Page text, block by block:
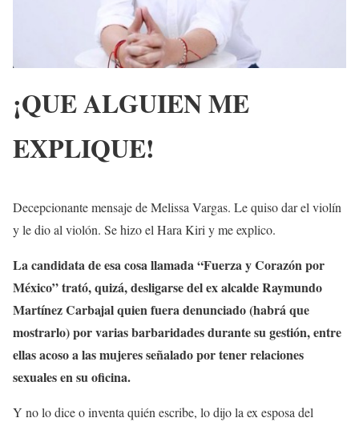
¡QUE ALGUIEN ME
EXPLIQUE!
Decepcionante mensaje de Melissa Vargas. Le quiso dar el violín
y le dio al violón. Se hizo el Hara Kiri y me explico.
La candidata de esa cosa llamada “Fuerza y Corazón por
México” trató, quizá, desligarse del ex alcalde Raymundo
Martínez Carbajal quien fuera denunciado (habrá que
mostrarlo) por varias barbaridades durante su gestión, entre
ellas acoso a las mujeres señalado por tener relaciones
sexuales en su oficina.
Y no lo dice o inventa quién escribe, lo dijo la ex esposa del